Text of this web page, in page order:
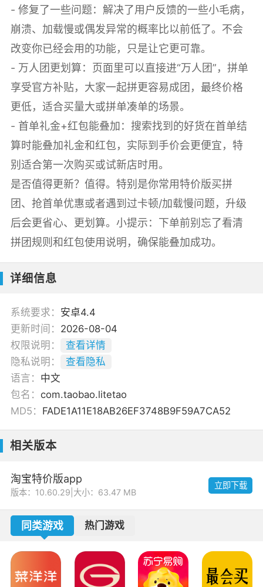
- 修复了一些问题：解决了用户反馈的一些小毛病，
崩溃、加载慢或偶发异常的概率比以前低了。不会
改变你已经会用的功能，只是让它更可靠。
- 万人团更划算：页面里可以直接进“万人团”，拼单
享受官方补贴，大家一起拼更容易成团，最终价格
更低，适合买量大或拼单凑单的场景。
- 首单礼金+红包能叠加：搜索找到的好货在首单结
算时能叠加礼金和红包，实际到手价会更便宜，特
别适合第一次购买或试新店时用。
是否值得更新？值得。特别是你常用特价版买拼
团、抢首单优惠或者遇到过卡顿/加载慢问题，升级
后会更省心、更划算。小提示：下单前别忘了看清
拼团规则和红包使用说明，确保能叠加成功。
详细信息
系统要求： 安卓4.4
更新时间： 2026-08-04
权限说明：
查看详情
隐私说明：
查看隐私
语言： 中文
包名： com.taobao.litetao
MD5： FADE1A11E18AB26EF3748B9F59A7CA52
相关版本
淘宝特价版app
版本：10.60.29 大小：63.47 MB
立即下载
同类游戏 热门游戏